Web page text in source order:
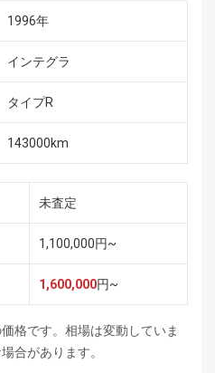
1996年
インテグラ
タイプR
143000km
未査定
1,100,000円~
1,600,000円~
格です。相場は変動していま
合があります。